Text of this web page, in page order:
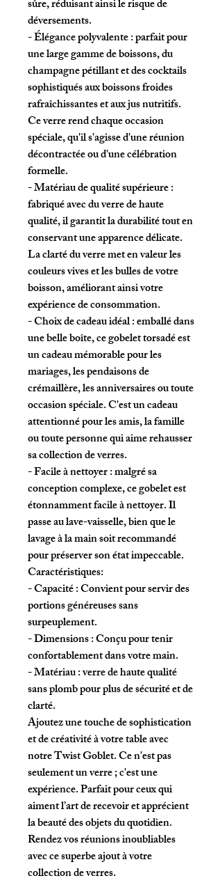
sûre, réduisant ainsi le risque de
déversements.
- Élégance polyvalente : parfait pour
une large gamme de boissons, du
champagne pétillant et des cocktails
sophistiqués aux boissons froides
rafraîchissantes et aux jus nutritifs.
Ce verre rend chaque occasion
spéciale, qu'il s'agisse d'une réunion
décontractée ou d'une célébration
formelle.
- Matériau de qualité supérieure :
fabriqué avec du verre de haute
qualité, il garantit la durabilité tout en
conservant une apparence délicate.
La clarté du verre met en valeur les
couleurs vives et les bulles de votre
boisson, améliorant ainsi votre
expérience de consommation.
- Choix de cadeau idéal : emballé dans
une belle boîte, ce gobelet torsadé est
un cadeau mémorable pour les
mariages, les pendaisons de
crémaillère, les anniversaires ou toute
occasion spéciale. C'est un cadeau
attentionné pour les amis, la famille
ou toute personne qui aime rehausser
sa collection de verres.
- Facile à nettoyer : malgré sa
conception complexe, ce gobelet est
étonnamment facile à nettoyer. Il
passe au lave-vaisselle, bien que le
lavage à la main soit recommandé
pour préserver son état impeccable.
Caractéristiques:
- Capacité : Convient pour servir des
portions généreuses sans
surpeuplement.
- Dimensions : Conçu pour tenir
confortablement dans votre main.
- Matériau : verre de haute qualité
sans plomb pour plus de sécurité et de
clarté.
Ajoutez une touche de sophistication
et de créativité à votre table avec
notre Twist Goblet. Ce n'est pas
seulement un verre ; c'est une
expérience. Parfait pour ceux qui
aiment l’art de recevoir et apprécient
la beauté des objets du quotidien.
Rendez vos réunions inoubliables
avec ce superbe ajout à votre
collection de verres.